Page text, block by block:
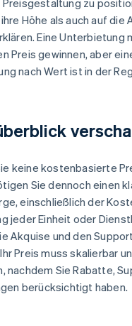
Preisgestaltung zu
Höhe als auch auf die
Eine Unterbietung
Preis gewinnen, aber
nach Wert ist in der
keine kostenbasierte
Sie dennoch einen
einschließlich der
jeder Einheit oder
Akquise und den
Preis muss skalierbar
nachdem Sie Rabatte,
berücksichtigt haben.